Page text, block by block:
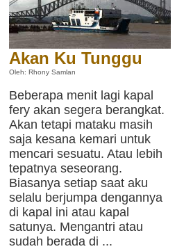
Akan Ku Tunggu
Oleh: Rhony Samlan
Beberapa menit lagi kapal
fery akan segera berangkat.
Akan tetapi mataku masih
saja kesana kemari untuk
mencari sesuatu. Atau lebih
tepatnya seseorang.
Biasanya setiap saat aku
selalu berjumpa dengannya
di kapal ini atau kapal
satunya. Mengantri atau
sudah berada di ...